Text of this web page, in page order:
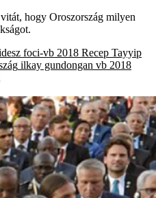
hogy Oroszország milyen
foci-vb 2018 Recep Tayyip
ilkay gundongan vb 2018